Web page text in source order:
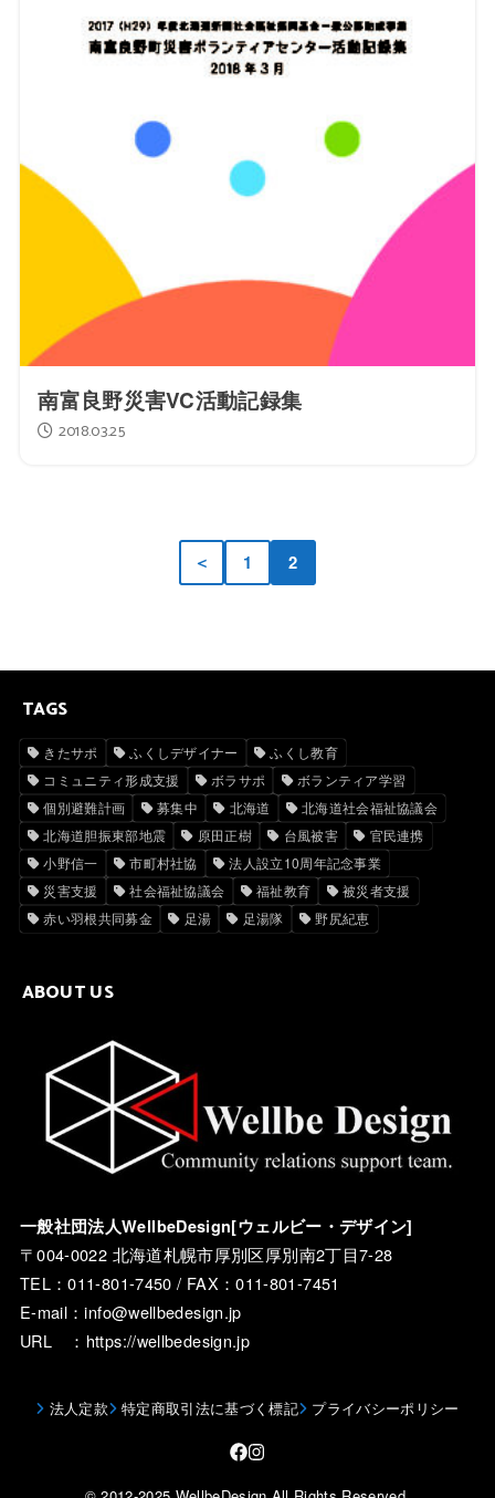
南富良野災害VC活動記録集
2018.03.25
＜ 1 2
TAGS
きたサポ ふくしデザイナー
ふくし教育
コミュニティ形成支援
ボラサポ
ボランティア学習
個別避難計画
募集中 北海道
北海道社会福祉協議会
北海道胆振東部地震
原田正樹 台風被害
官民連携
小野信一
市町村社協
法人設立10周年記念事業
災害支援
社会福祉協議会 福祉教育
被災者支援
赤い羽根共同募金
足湯 足湯隊 野尻紀恵
ABOUT US
一般社団法人WellbeDesign[ウェルビー・デザイン]
〒004-0022 北海道札幌市厚別区厚別南2丁目7-28
TEL：011-801-7450 / FAX：011-801-7451
E-mail：info@wellbedesign.jp
URL ：https://wellbedesign.jp
法人定款 特定商取引法に基づく標記 プライバシーポリシー